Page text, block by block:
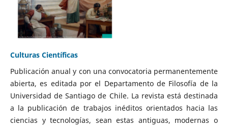
Culturas Científicas
Publicación anual y con una convocatoria permanentemente
abierta, es editada por el Departamento de Filosofía de la
Universidad de Santiago de Chile. La revista está destinada
a la publicación de trabajos inéditos orientados hacia las
ciencias y tecnologías, sean estas antiguas, modernas o